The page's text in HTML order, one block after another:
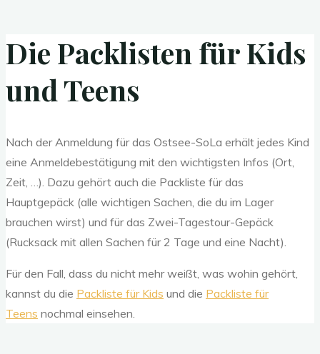
Die Packlisten für Kids
und Teens
Nach der Anmeldung für das Ostsee-SoLa erhält jedes Kind
eine Anmeldebestätigung mit den wichtigsten Infos (Ort,
Zeit, …). Dazu gehört auch die Packliste für das
Hauptgepäck (alle wichtigen Sachen, die du im Lager
brauchen wirst) und für das Zwei-Tagestour-Gepäck
(Rucksack mit allen Sachen für 2 Tage und eine Nacht).
Für den Fall, dass du nicht mehr weißt, was wohin gehört,
kannst du die Packliste für Kids und die Packliste für
Teens nochmal einsehen.